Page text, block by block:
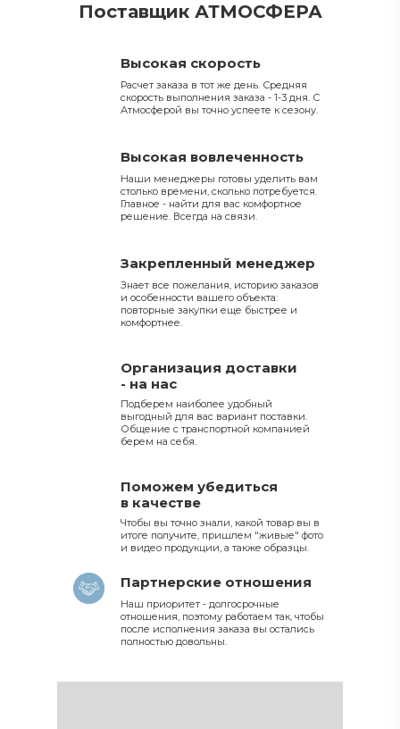
Расчет заказа в тот же день. Средняя
скорость выполнения заказа - 1-3 дня. С
Атмосферой вы точно успеете к сезону.
Наши менеджеры готовы уделить вам
столько времени, сколько потребуется.
Главное - найти для вас комфортное
решение. Всегда на связи.
Высокая скорость
Высокая вовлеченность
Поставщик АТМОСФЕРА
Знает все пожелания, историю заказов
и особенности вашего объекта:
повторные закупки еще быстрее и
комфортнее.
Подберем наиболее удобный
выгодный для вас вариант поставки.
Общение с транспортной компанией
берем на себя.
Закрепленный менеджер
Организация доставки
- на нас
Чтобы вы точно знали, какой товар вы в
итоге получите, пришлем "живые" фото
и видео продукции, а также образцы.
Наш приоритет - долгосрочные
отношения, поэтому работаем так, чтобы
после исполнения заказа вы остались
полностью довольны.
Поможем убедиться
в качестве
Партнерские отношения